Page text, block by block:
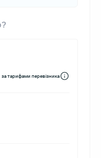
за тарифами перевізника